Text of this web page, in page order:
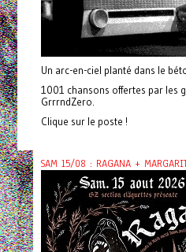
Un arc-en-ciel planté dans le
1001 chansons offertes par les
GrrrndZero.
Clique sur le poste !
SAM 15/08 : RAGANA +